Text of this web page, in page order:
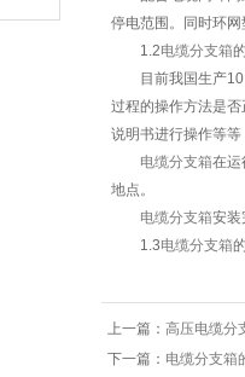
停电范围。同时环
1.2电缆分支箱
目前我国生产10
过程的操作方法是否正
说明书进行操作等等
电缆分支箱在运
地点。
电缆分支箱安装
1.3电缆分支箱
上一篇： 高压电缆分
下一篇： 电缆分支箱